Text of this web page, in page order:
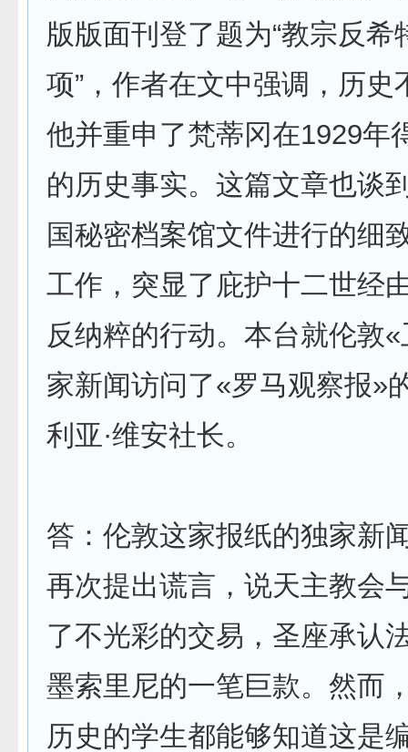
版版面刊登了题为“教宗反希
项”，作者在文中强调，历史
他并重申了梵蒂冈在1929年
的历史事实。这篇文章也谈
国秘密档案馆文件进行的细
工作，突显了庇护十二世经
反纳粹的行动。本台就伦敦
家新闻访问了«罗马观察报»
利亚·维安社长。
答：伦敦这家报纸的独家新
再次提出谎言，说天主教会
了不光彩的交易，圣座承认
墨索里尼的一笔巨款。然而
历史的学生都能够知道这是